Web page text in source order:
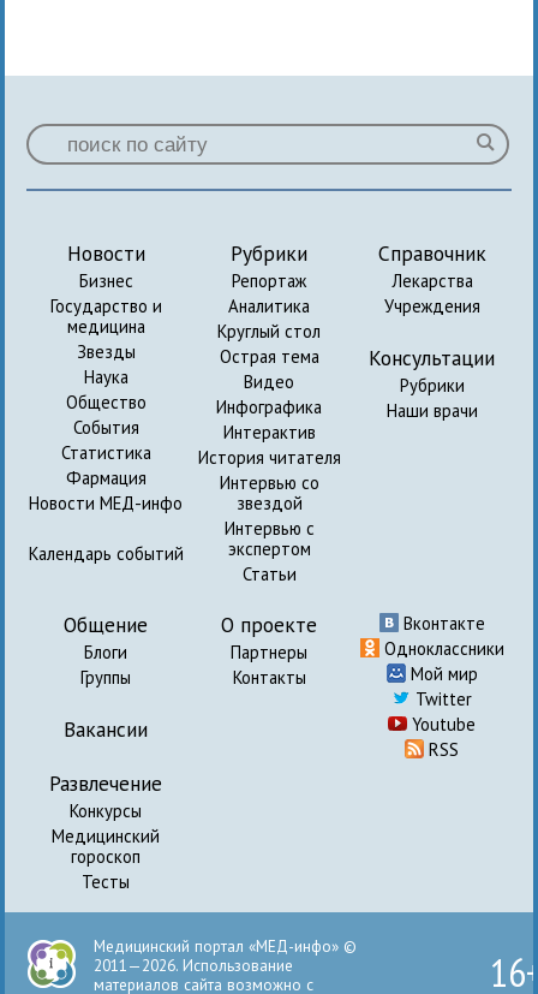
Новости
Бизнес
Государство и
медицина
Звезды
Наука
Общество
События
Статистика
Фармация
Новости МЕД-инфо
Календарь событий
Рубрики
Репортаж
Аналитика
Круглый стол
Острая тема
Видео
Инфографика
Интерактив
История читателя
Интервью со
звездой
Интервью с
экспертом
Статьи
Справочник
Лекарства
Учреждения
Консультации
Рубрики
Наши врачи
Общение
Блоги
Группы
Вакансии
Развлечение
Конкурсы
Медицинский
гороскоп
Тесты
О проекте
Партнеры
Контакты
Вконтакте
Одноклассники
Мой мир
Twitter
Youtube
RSS
Медицинский портал «МЕД-инфо» ©
2011—2026. Использование
материалов сайта возможно с